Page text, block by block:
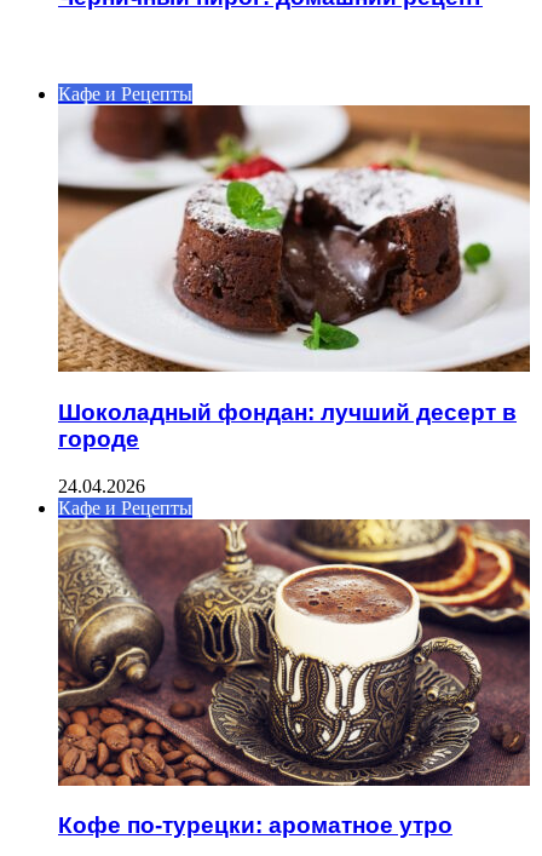
Кафе и Рецепты
Шоколадный фондан: лучший десерт в
городе
24.04.2026
Кафе и Рецепты
Кофе по-турецки: ароматное утро